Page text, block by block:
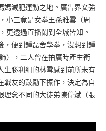
媽減肥運動之地。廣告界女強
小三竟是女拳王孫雅雲（周
更透過直播鬧到全城皆知。
，便到鍾磊舍學拳，沒想到鍾
），二人曾在拍廣時產生衝
生勝利組的林雪感到前所未有
戰友的鼓勵下振作，決定為自
理念不同的大徒弟陳偉斌（張